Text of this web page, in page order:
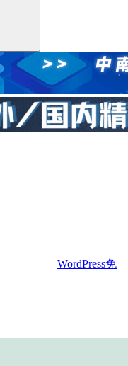
WordPress免